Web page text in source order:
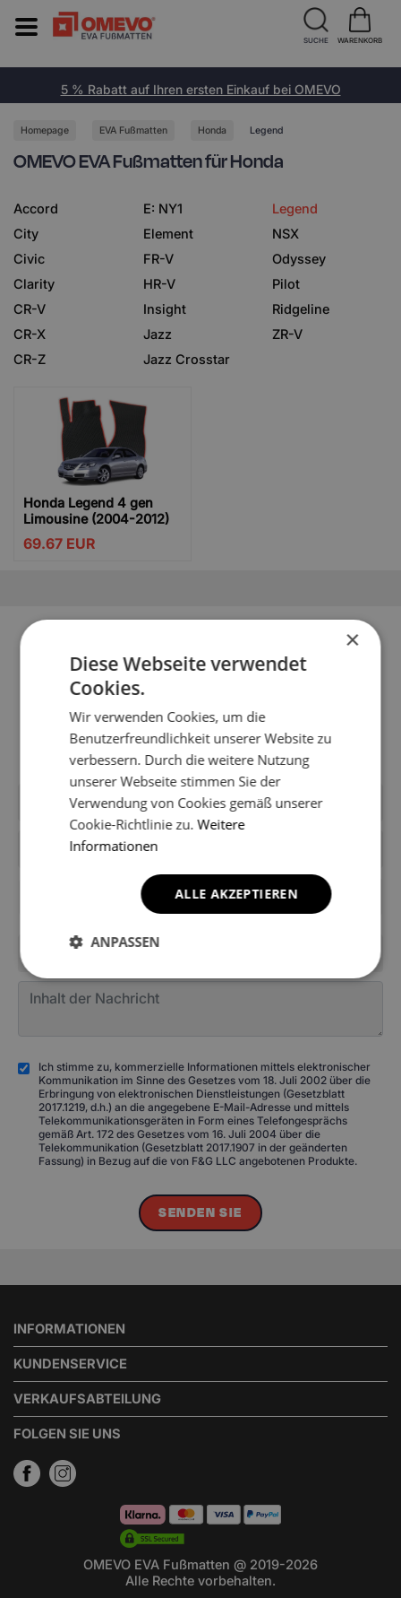
5 % Rabatt auf Ihren ersten Einkauf bei OMEVO
Homepage EVA Fußmatten Honda Legend
OMEVO EVA Fußmatten für Honda
Accord
City
Civic
Clarity
CR-V
CR-X
CR-Z
E: NY1
Element
FR-V
HR-V
Insight
Jazz
Jazz Crosstar
Legend
NSX
Odyssey
Pilot
Ridgeline
ZR-V
Honda Legend 4 gen
Limousine (2004-2012)
69.67 EUR
Sie können Ihr Fahrzeugmodell
nicht finden?
Möglicherweise ist es noch nicht in den Katalog des
Shops aufgenommen worden. Schreiben Sie uns, um
Informationen über die Fußmatten für Ihr Modell zu
erhalten.
Ich stimme zu, kommerzielle Informationen mittels elektronischer
Kommunikation im Sinne des Gesetzes vom 18. Juli 2002 über die
Erbringung von elektronischen Dienstleistungen (Gesetzblatt
2017.1219, d.h.) an die angegebene E-Mail-Adresse und mittels
Telekommunikationsgeräten in Form eines Telefongesprächs
gemäß Art. 172 des Gesetzes vom 16. Juli 2004 über die
Telekommunikation (Gesetzblatt 2017.1907 in der geänderten
Fassung) in Bezug auf die von F&G LLC angebotenen Produkte.
SENDEN SIE
INFORMATIONEN
KUNDENSERVICE
VERKAUFSABTEILUNG
FOLGEN SIE UNS
OMEVO EVA Fußmatten @ 2019-2026
Alle Rechte vorbehalten.
SUCHE WARENKORB
×
Diese Webseite verwendet
Cookies.
Wir verwenden Cookies, um die
Benutzerfreundlichkeit unserer Website zu
verbessern. Durch die weitere Nutzung
unserer Webseite stimmen Sie der
Verwendung von Cookies gemäß unserer
Cookie-Richtlinie zu.Weitere
Informationen
ALLE AKZEPTIEREN
ANPASSEN